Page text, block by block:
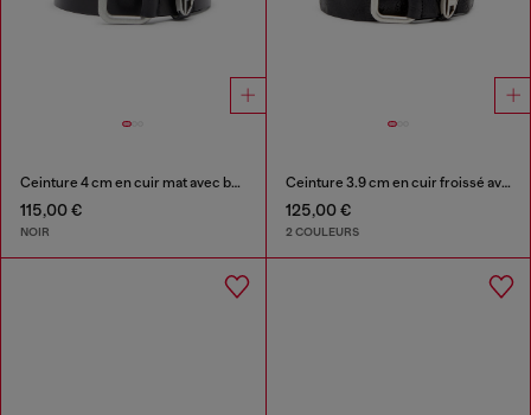
Ceinture 4 cm en cuir mat avec boucle métallique
115,00 €
NOIR
Ceinture 3.9 cm en cuir froissé avec plaque à logo
125,00 €
2 COULEURS